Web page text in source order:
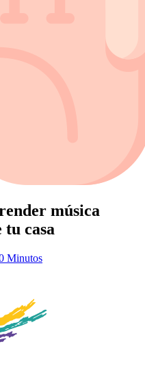
música
tu casa
Minutos